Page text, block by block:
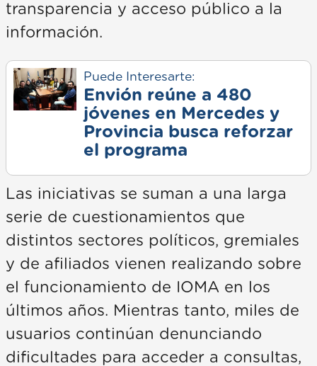
transparencia y acceso público a la
información.
Puede Interesarte:
Envión reúne a 480
jóvenes en Mercedes y
Provincia busca reforzar
el programa
Las iniciativas se suman a una larga
serie de cuestionamientos que
distintos sectores políticos, gremiales
y de afiliados vienen realizando sobre
el funcionamiento de IOMA en los
últimos años. Mientras tanto, miles de
usuarios continúan denunciando
dificultades para acceder a consultas,